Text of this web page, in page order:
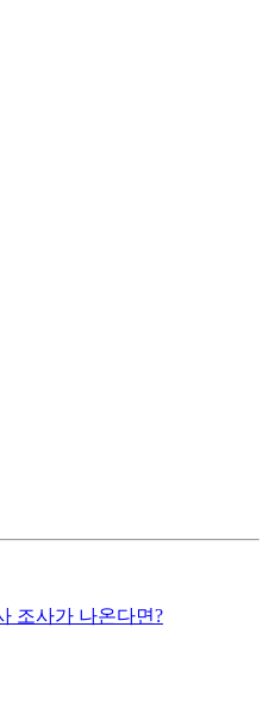
조사가 나온다면?